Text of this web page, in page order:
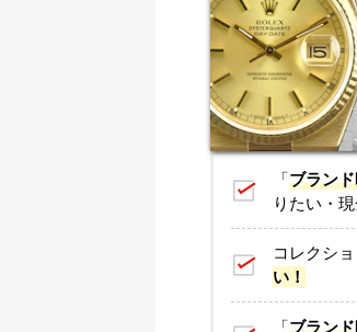
「ブラン
りたい・
コレクシ
い！
「ブラン